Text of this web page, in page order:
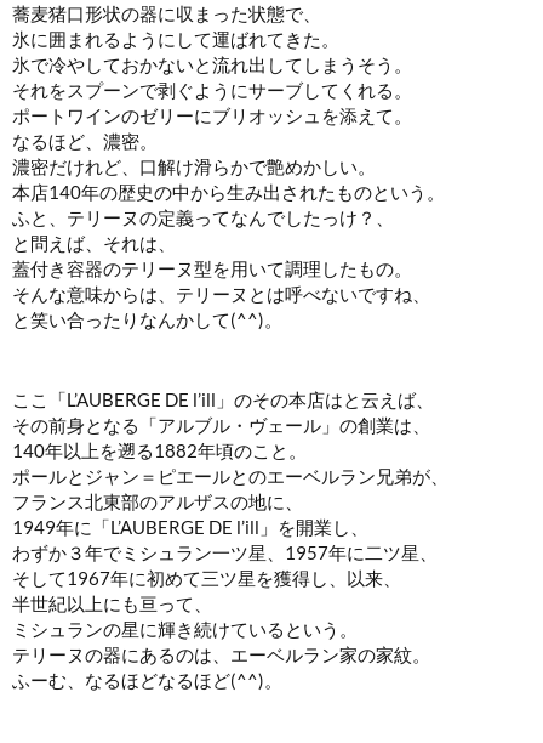
蕎麦猪口形状の器に収まった状態で、
氷に囲まれるようにして運ばれてきた。
氷で冷やしておかないと流れ出してしまうそう。
それをスプーンで剥ぐようにサーブしてくれる。
ポートワインのゼリーにブリオッシュを添えて。
なるほど、濃密。
濃密だけれど、口解け滑らかで艶めかしい。
本店140年の歴史の中から生み出されたものという。
ふと、テリーヌの定義ってなんでしたっけ？、
と問えば、それは、
蓋付き容器のテリーヌ型を用いて調理したもの。
そんな意味からは、テリーヌとは呼べないですね、
と笑い合ったりなんかして(^^)。
ここ「L’AUBERGE DE l’ill」のその本店はと云えば、
その前身となる「アルブル・ヴェール」の創業は、
140年以上を遡る1882年頃のこと。
ポールとジャン＝ピエールとのエーベルラン兄弟が、
フランス北東部のアルザスの地に、
1949年に「L’AUBERGE DE l’ill」を開業し、
わずか３年でミシュラン一ツ星、1957年に二ツ星、
そして1967年に初めて三ツ星を獲得し、以来、
半世紀以上にも亘って、
ミシュランの星に輝き続けているという。
テリーヌの器にあるのは、エーベルラン家の家紋。
ふーむ、なるほどなるほど(^^)。